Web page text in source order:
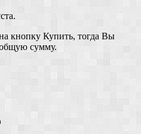
кнопку Купить, тогда Вы
общую сумму.